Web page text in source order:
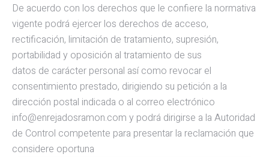
De acuerdo con los derechos que le confiere la normativa
vigente podrá ejercer los derechos de acceso,
rectificación, limitación de tratamiento, supresión,
portabilidad y oposición al tratamiento de sus
datos de carácter personal así como revocar el
consentimiento prestado, dirigiendo su petición a la
dirección postal indicada o al correo electrónico
info@enrejadosramon.com y podrá dirigirse a la Autoridad
de Control competente para presentar la reclamación que
considere oportuna